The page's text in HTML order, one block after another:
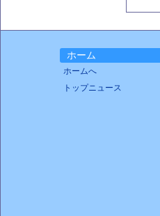
ホーム
ホームへ
トップニュース